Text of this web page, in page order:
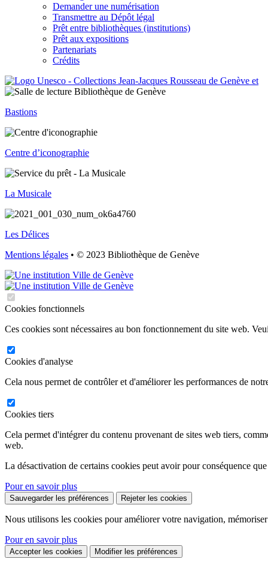
Demander une numérisation
Transmettre au Dépôt légal
Prêt entre bibliothèques (institutions)
Prêt aux expositions
Partenariats
Crédits
Bastions
Centre d’iconographie
La Musicale
Les Délices
Mentions légales • © 2023 Bibliothèque de Genève
Cookies fonctionnels
Ces cookies sont nécessaires au bon fonctionnement du site web.
Cookies d'analyse
Cela nous permet de contrôler et d'améliorer les performances de
Cookies tiers
Cela permet d'intégrer du contenu provenant de sites web tiers,
web.
La désactivation de certains cookies peut avoir pour conséquence
Pour en savoir plus
Sauvegarder les préférences Rejeter les cookies
Nous utilisons les cookies pour améliorer votre navigation,
Pour en savoir plus
Accepter les cookies Modifier les préférences